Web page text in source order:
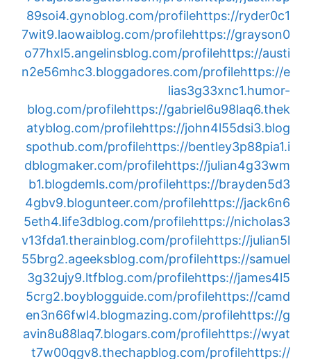
89soi4.gynoblog.com/profilehttps://ryder0c1
7wit9.laowaiblog.com/profilehttps://grayson0
o77hxl5.angelinsblog.com/profilehttps://austi
n2e56mhc3.bloggadores.com/profilehttps://e
lias3g33xnc1.humor-
blog.com/profilehttps://gabriel6u98laq6.thek
atyblog.com/profilehttps://john4l55dsi3.blog
spothub.com/profilehttps://bentley3p88pia1.i
dblogmaker.com/profilehttps://julian4g33wm
b1.blogdemls.com/profilehttps://brayden5d3
4gbv9.blogunteer.com/profilehttps://jack6n6
5eth4.life3dblog.com/profilehttps://nicholas3
v13fda1.therainblog.com/profilehttps://julian5l
55brg2.ageeksblog.com/profilehttps://samuel
3g32ujy9.ltfblog.com/profilehttps://james4l5
5crg2.boyblogguide.com/profilehttps://camd
en3n66fwl4.blogmazing.com/profilehttps://g
avin8u88laq7.blogars.com/profilehttps://wyat
t7w00qgv8.thechapblog.com/profilehttps://